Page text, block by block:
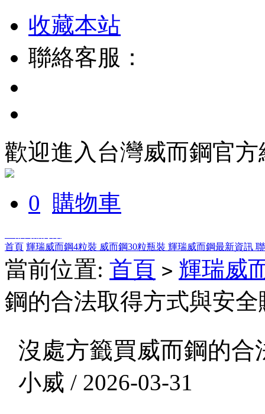
收藏本站
聯絡客服：
歡迎進入台灣威而鋼官方
0 購物車
首頁 輝瑞威而鋼4粒裝 威而鋼30粒瓶裝 輝瑞威而鋼最新資訊
當前位置: 首頁 > 輝瑞威
鋼的合法取得方式與安
沒處方籤買威而鋼的
小威 / 2026-03-31